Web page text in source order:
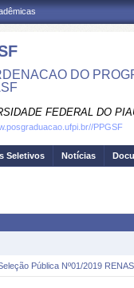
DO
FEDERAL DO
PPGSF
Seletivos Notícias
Pública Nº01/2019